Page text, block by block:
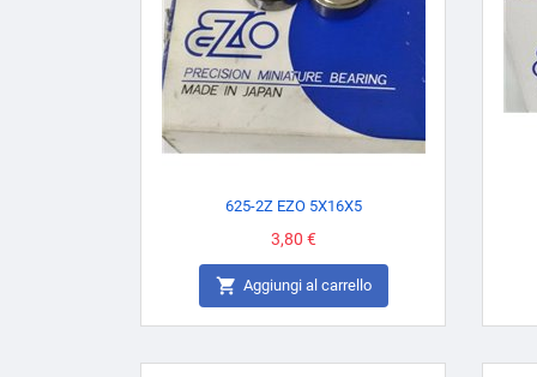
625-2Z EZO 5X16X5
Prezzo
3,80 €
 Aggiungi al carrello